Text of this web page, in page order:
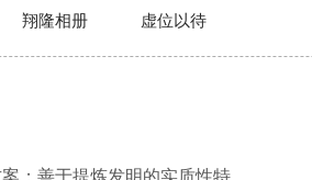
翔隆相册 虚位以待